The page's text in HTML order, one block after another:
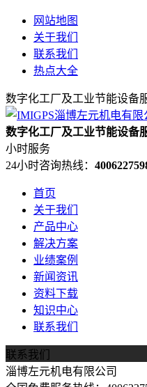
网站地图
关于我们
联系我们
热点大全
数字化工厂及工业节能设备
数字化工厂及工业节能设备
小时服务
24小时咨询热线：
首页
关于我们
产品中心
解决方案
业绩案例
新闻资讯
资料下载
知识中心
联系我们
联系我们
淄博左元机电有限公司